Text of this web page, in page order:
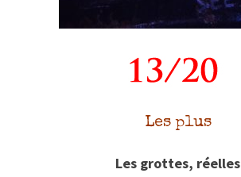
Les plus
Les grottes, réelles